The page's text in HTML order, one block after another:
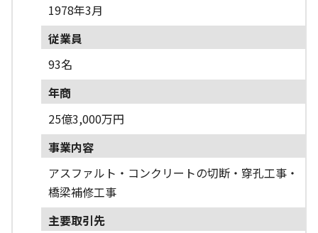
1978年3月
従業員
93名
年商
25億3,000万円
事業内容
アスファルト・コンクリートの切断・穿孔工事・
橋梁補修工事
主要取引先